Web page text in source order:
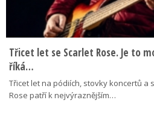
Třicet let se Scarlet Rose. Je to
říká…
Třicet let na pódiích, stovky koncertů a
Rose patří k nejvýraznějším…